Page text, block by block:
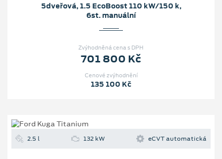
5dveřová, 1.5 EcoBoost 110 kW/150 k,
6st. manuální
Zvýhodněná cena s DPH
701 800 Kč
Cenové zvýhodnění
135 100 Kč
2.5 l 132 kW eCVT automatická